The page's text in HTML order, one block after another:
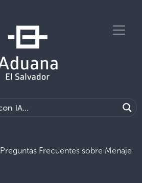
Preguntas Frecuentes sobre Menaje